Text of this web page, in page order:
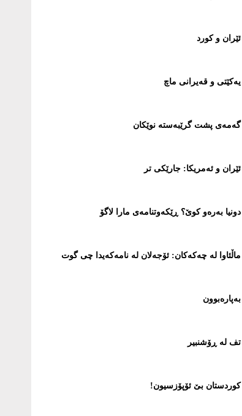
ئێران و کورد
یەکێتی و قەیرانی ماچ
گەمەی پشت گرێبەستە نوێکان
ئێران و ئەمریکا: جارێکی تر
دونیا بەرەو کوێ؟ ڕێکەوتنامەی مارا لاگۆ
ماڵئاوا لە چەکەکان: ئۆجەلان لە نامەکەیدا چی گوت
بەپارەبوون
تف لە ڕۆشنبیر
کوردستان بێ ئۆپۆزسیون!